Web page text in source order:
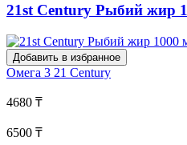
21st Century Рыбий жир
Добавить в избранное
Омега 3 21 Century
4680 ₸
6500 ₸